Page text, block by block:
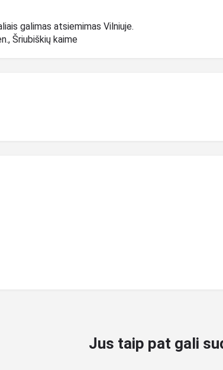
galimas atsiemimas Vilniuje.
Šriubiškių kaime
Jus taip pat gali